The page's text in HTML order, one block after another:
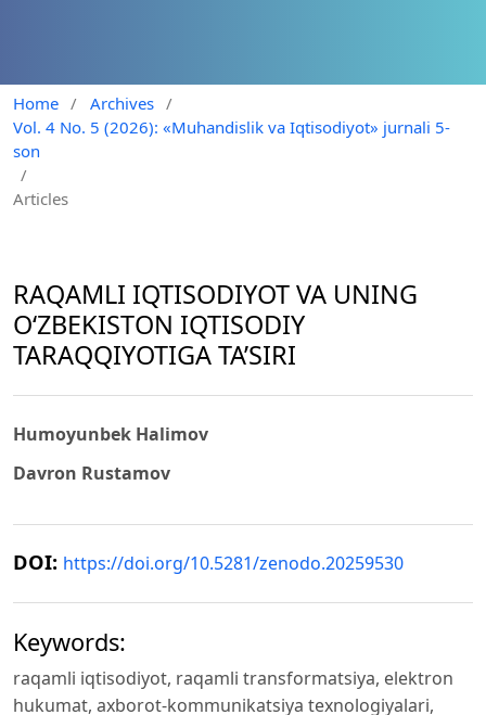
Home / Archives /
Vol. 4 No. 5 (2026): «Muhandislik va Iqtisodiyot» jurnali 5-
son
/
Articles
RAQAMLI IQTISODIYOT VA UNING
O‘ZBEKISTON IQTISODIY
TARAQQIYOTIGA TA’SIRI
Humoyunbek Halimov
Davron Rustamov
DOI: https://doi.org/10.5281/zenodo.20259530
Keywords:
raqamli iqtisodiyot, raqamli transformatsiya, elektron
hukumat, axborot-kommunikatsiya texnologiyalari,